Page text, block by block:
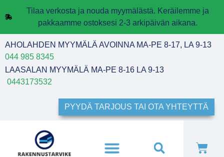
Tilaa verkosta ja nouda myymälästä. Keräilemme ja
pakkaamme ostoksesi 2-3 arkipäivän aikana.
AHOLAHDEN MYYMÄLÄ AVOINNA MA-PE 8-17, LA 9-13
044 985 8345
LAASALAN MYYMÄLÄ MA-PE 8-16 LA 9-13
0443173532
PYYDÄ TARJOUS TAI OTA YHTEYTTÄ